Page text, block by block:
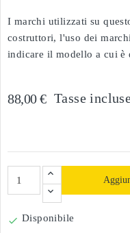
I marchi utilizzati su
costruttori, l'uso dei
indicare il modello a cui è
88,00 € Tasse
 Disponibile